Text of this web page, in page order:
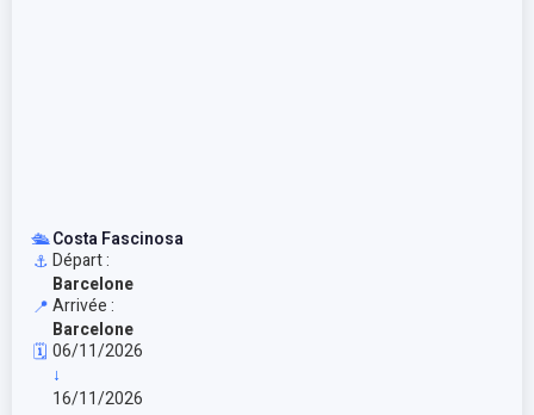
🛳️Costa Fascinosa
⚓Départ :
Barcelone
📍Arrivée :
Barcelone
🗓️ 06/11/2026
↓
16/11/2026